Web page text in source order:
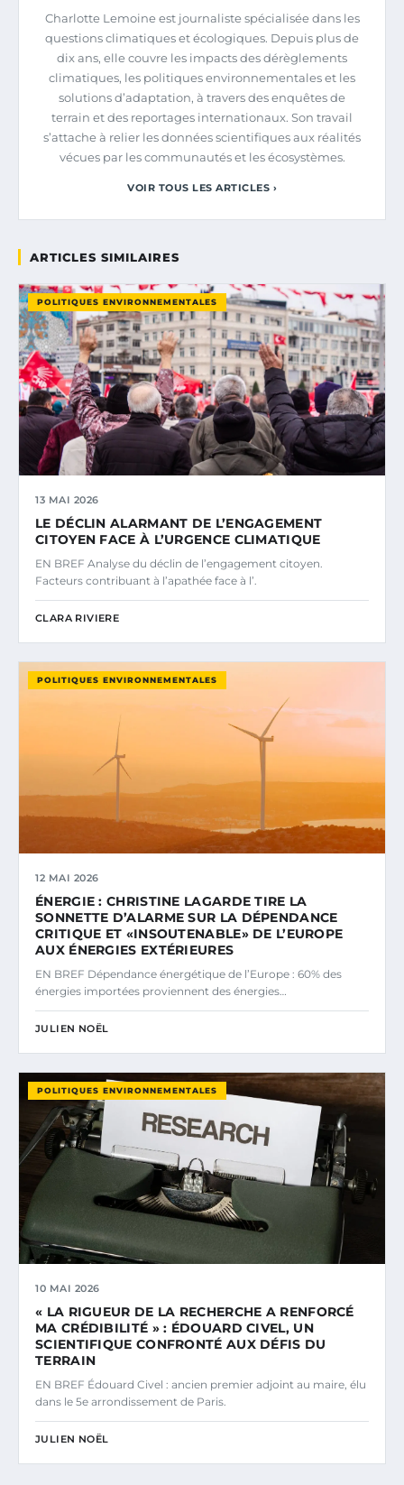
Charlotte Lemoine est journaliste spécialisée dans les
questions climatiques et écologiques. Depuis plus de
dix ans, elle couvre les impacts des dérèglements
climatiques, les politiques environnementales et les
solutions d’adaptation, à travers des enquêtes de
terrain et des reportages internationaux. Son travail
s’attache à relier les données scientifiques aux réalités
vécues par les communautés et les écosystèmes.
VOIR TOUS LES ARTICLES ›
ARTICLES SIMILAIRES
POLITIQUES ENVIRONNEMENTALES
13 MAI 2026
LE DÉCLIN ALARMANT DE L’ENGAGEMENT
CITOYEN FACE À L’URGENCE CLIMATIQUE
EN BREF Analyse du déclin de l’engagement citoyen.
Facteurs contribuant à l’apathée face à l’.
CLARA RIVIERE
POLITIQUES ENVIRONNEMENTALES
12 MAI 2026
ÉNERGIE : CHRISTINE LAGARDE TIRE LA
SONNETTE D’ALARME SUR LA DÉPENDANCE
CRITIQUE ET «INSOUTENABLE» DE L’EUROPE
AUX ÉNERGIES EXTÉRIEURES
EN BREF Dépendance énergétique de l’Europe : 60% des
énergies importées proviennent des énergies…
JULIEN NOËL
POLITIQUES ENVIRONNEMENTALES
10 MAI 2026
« LA RIGUEUR DE LA RECHERCHE A RENFORCÉ
MA CRÉDIBILITÉ » : ÉDOUARD CIVEL, UN
SCIENTIFIQUE CONFRONTÉ AUX DÉFIS DU
TERRAIN
EN BREF Édouard Civel : ancien premier adjoint au maire, élu
dans le 5e arrondissement de Paris.
JULIEN NOËL